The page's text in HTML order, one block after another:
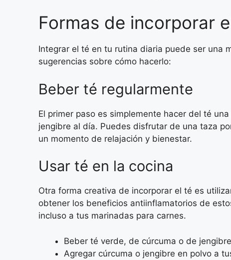
Formas de incorporar
Integrar el té en tu rutina diaria puede ser una
sugerencias sobre cómo hacerlo:
Beber té regularmente
El primer paso es simplemente hacer del té
jengibre al día. Puedes disfrutar de una taza
un momento de relajación y bienestar.
Usar té en la cocina
Otra forma creativa de incorporar el té es
obtener los beneficios antiinflamatorios de
incluso a tus marinadas para carnes.
Beber té verde, de cúrcuma o de jengibre
Agregar cúrcuma o jengibre en polvo a